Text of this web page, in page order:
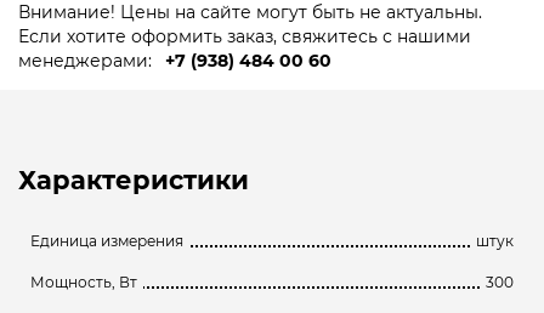
Внимание! Цены на сайте могут быть не актуальны.
Если хотите оформить заказ, свяжитесь с нашими
менеджерами:
+7 (938) 484 00 60
Характеристики
Единица измерения штук
Мощность, Вт 300